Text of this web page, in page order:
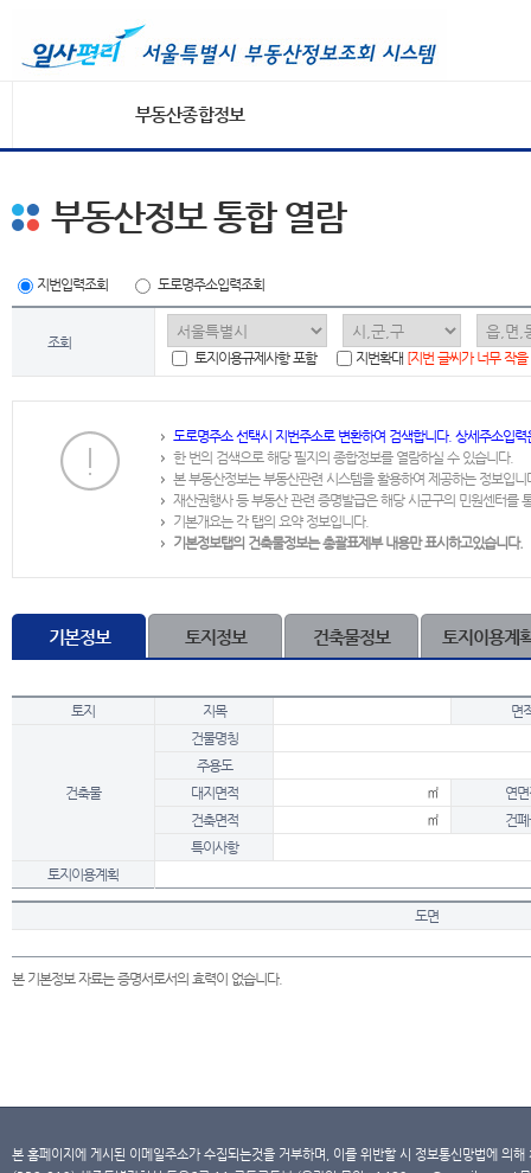
부동산종합정보
부동산정보 통합 열람
지번입력조회 도로명주소입력조회
조회
토지이용규제사항 포함
지번확대 [지번 글씨가 너무 작
도로명주소 선택시 지번주소로 변환하여 검색합니다. 상세주소입
한 번의 검색으로 해당 필지의 종합정보를 열람하실 수 있습니다.
본 부동산정보는 부동산관련 시스템을 활용하여 제공하는 정보입니
재산권행사 등 부동산 관련 증명발급은 해당 시군구의 민원센터를
기본개요는 각 탭의 요약 정보입니다.
기본정보탭의 건축물정보는 총괄표제부 내용만 표시하고있습니다.
기본정보 토지정보 건축물정보 토지이용계
토지 지목 면
건축물
건물명칭
주용도
대지면적
㎡
연
건축면적
㎡
건
특이사항
토지이용계획
도면
본 기본정보 자료는 증명서로서의 효력이 없습니다.
본 홈페이지에 게시된 이메일주소가 수집되는것을 거부하며, 이를 위반할 시 정보통신망법에 의